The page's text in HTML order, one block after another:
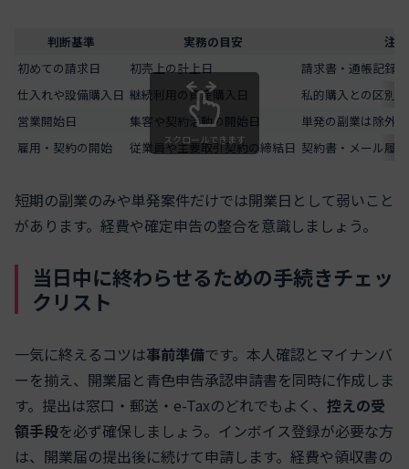
判断基準 実務の目安
注
初めての請求日
初売上の計上日
請求書・通帳記録
仕入れや設備購入日 継続利用の資産購入日
私的購入との区別
営業開始日
集客や契約活動の開始日
単発の副業は除外
雇用・契約の開始
従業員や主要取引契約の締結日 契約書・メール履
スクロールできます
短期の副業のみや単発案件だけでは開業日として弱いこと
があります。経費や確定申告の整合を意識しましょう。
当日中に終わらせるための手続きチェッ
クリスト
一気に終えるコツは事前準備です。本人確認とマイナンバ
ーを揃え、開業届と青色申告承認申請書を同時に作成しま
す。提出は窓口・郵送・e-Taxのどれでもよく、 控えの受
領手段を必ず確保しましょう。インボイス登録が必要な方
は、開業届の提出後に続けて申請します。経費や領収書の